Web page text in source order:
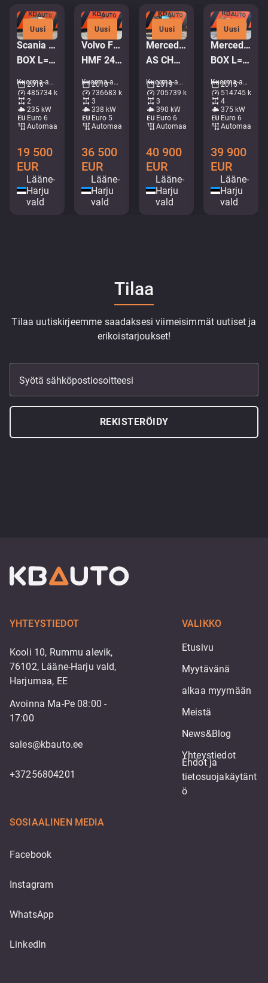
Uusi
Scania P 320 4x2
BOX L=7578 mm
Kuorma-autot - Laatikko • M754-0553
2016
485734 km
2
235 kW
Euro 6
Automaattinen
19 500
EUR
Lääne-
Harju
vald
Uusi
Volvo FM 450 6x2*4
HMF 2420 K5 / PALIFT L=4750 mm
Kuorma-autot - Koukkulava kuorma-autot • M062-7905
2010
736683 km
3
338 kW
Euro 5
Automaattinen
36 500
EUR
Lääne-
Harju
vald
Uusi
Mercedes-Benz Actros 2653 6x2
AS CHASSI / GIGASPACE
Kuorma-autot - Alusta • M190-4102
2019
705739 km
3
390 kW
Euro 6
Automaattinen
40 900
EUR
Lääne-
Harju
vald
Uusi
Mercedes-Benz Arocs 3251 8x4
BOX L=6155 mm
Kuorma-autot - Kippiauto • M635-6038
2015
514745 km
4
375 kW
Euro 6
39 900
EUR
Lääne-
Harju
vald
Tilaa
Tilaa uutiskirjeemme saadaksesi viimeisimmät uutiset ja
erikoistarjoukset!
Syötä sähköpostiosoitteesi
REKISTERÖIDY
YHTEYSTIEDOT
Kooli 10, Rummu alevik,
76102, Lääne-Harju vald,
Harjumaa, EE
Avoinna Ma-Pe 08:00 -
17:00
sales@kbauto.ee
+37256804201
VALIKKO
Etusivu
Myytävänä
alkaa myymään
Meistä
News&Blog
Yhteystiedot
Ehdot ja
tietosuojakäytänt
ö
SOSIAALINEN MEDIA
Facebook
Instagram
WhatsApp
LinkedIn